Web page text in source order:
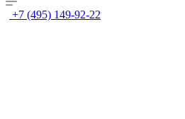
+7 (495) 149-92-22